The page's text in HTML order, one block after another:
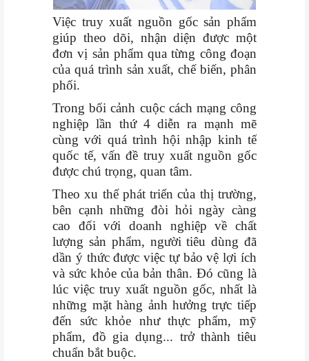
Việc truy xuất nguồn gốc sản phẩm
giúp theo dõi, nhận diện được một
đơn vị sản phẩm qua từng công đoạn
của quá trình sản xuất, chế biến, phân
phối.
Trong bối cảnh cuộc cách mạng công
nghiệp lần thứ 4 diễn ra mạnh mẽ
cùng với quá trình hội nhập kinh tế
quốc tế, vấn đề truy xuất nguồn gốc
được chú trọng, quan tâm.
Theo xu thế phát triển của thị trường,
bên cạnh những đòi hỏi ngày càng
cao đối với doanh nghiệp về chất
lượng sản phẩm, người tiêu dùng đã
dần ý thức được việc tự bảo vệ lợi ích
và sức khỏe của bản thân. Đó cũng là
lúc việc truy xuất nguồn gốc, nhất là
những mặt hàng ảnh hưởng trực tiếp
đến sức khỏe như thực phẩm, mỹ
phẩm, đồ gia dụng... trở thành tiêu
chuẩn bắt buộc.